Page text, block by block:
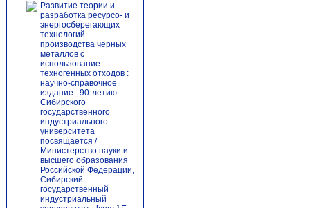
Развитие теории и
разработка ресурсо- и
энергосберегающих
технологий
производства черных
металлов с
использование
техногенных отходов :
научно-справочное
издание : 90-летию
Сибирского
государственного
индустриального
университета
посвящается /
Министерство науки и
высшего образования
Российской Федерации,
Сибирский
государственный
индустриальный